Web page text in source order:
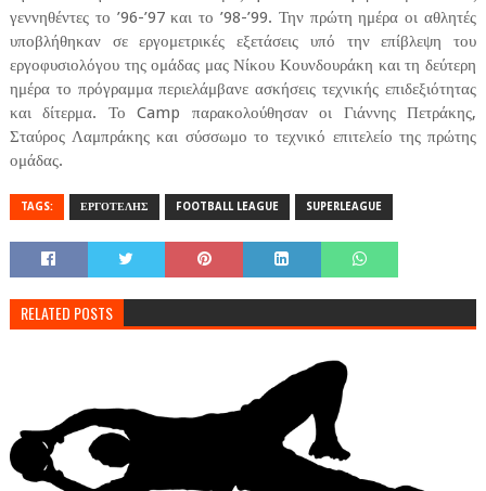
γεννηθέντες το ’96-’97 και το ’98-’99. Την πρώτη ημέρα οι αθλητές
υποβλήθηκαν σε εργομετρικές εξετάσεις υπό την επίβλεψη του
εργοφυσιολόγου της ομάδας μας Νίκου Κουνδουράκη και τη δεύτερη
ημέρα το πρόγραμμα περιελάμβανε ασκήσεις τεχνικής επιδεξιότητας
και δίτερμα. Το Camp παρακολούθησαν οι Γιάννης Πετράκης,
Σταύρος Λαμπράκης και σύσσωμο το τεχνικό επιτελείο της πρώτης
ομάδας.
TAGS: ΕΡΓΟΤΕΛΗΣ FOOTBALL LEAGUE SUPERLEAGUE
RELATED POSTS